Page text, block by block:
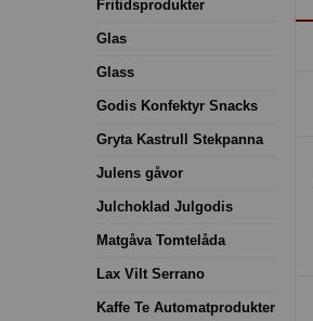
Fritidsprodukter
Glas
Glass
Godis Konfektyr Snacks
Gryta Kastrull Stekpanna
Julens gåvor
Julchoklad Julgodis
Matgåva Tomtelåda
Lax Vilt Serrano
Kaffe Te Automatprodukter